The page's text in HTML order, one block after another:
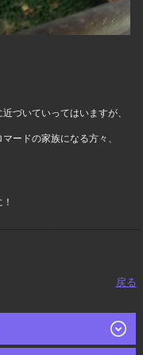
づいていってはいますが、
ードの家族になる方々、
戻る